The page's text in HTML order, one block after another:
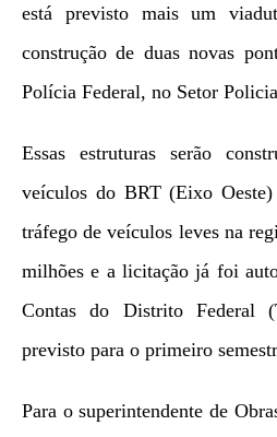
está previsto mais um
construção de duas novas
Polícia Federal, no Setor
Essas estruturas serão
veículos do BRT (Eixo
tráfego de veículos leves na
milhões e a licitação já foi
Contas do Distrito Federal
previsto para o primeiro
Para o superintendente de